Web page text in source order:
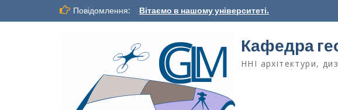
Повідомлення: Вітаємо в нашому університеті.
Кафедра
ННІ архітектури,